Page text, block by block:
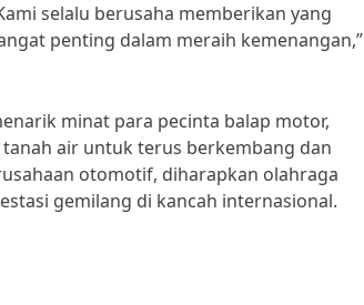
selalu berusaha memberikan yang
penting dalam meraih kemenangan,”
minat para pecinta balap motor,
air untuk terus berkembang dan
otomotif, diharapkan olahraga
gemilang di kancah internasional.